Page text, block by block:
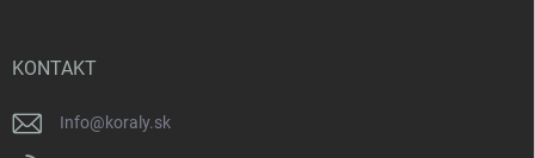
KONTAKT
Info@koraly.sk